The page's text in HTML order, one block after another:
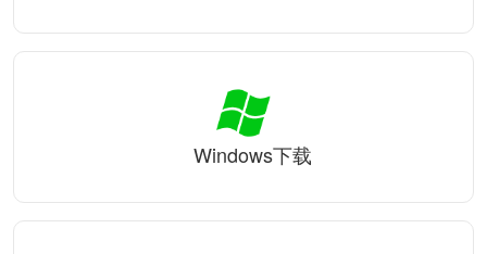
Windows下载